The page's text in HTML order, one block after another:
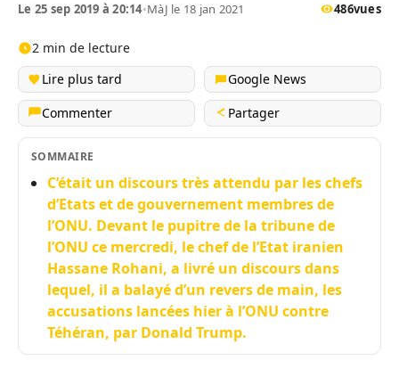
Le 25 sep 2019 à 20:14•MàJ le 18 jan 2021 486vues
2 min de lecture
Lire plus tard
Google News
Commenter
Partager
SOMMAIRE
C’était un discours très attendu par les chefs
d’Etats et de gouvernement membres de
l’ONU. Devant le pupitre de la tribune de
l’ONU ce mercredi, le chef de l’Etat iranien
Hassane Rohani, a livré un discours dans
lequel, il a balayé d’un revers de main, les
accusations lancées hier à l’ONU contre
Téhéran, par Donald Trump.